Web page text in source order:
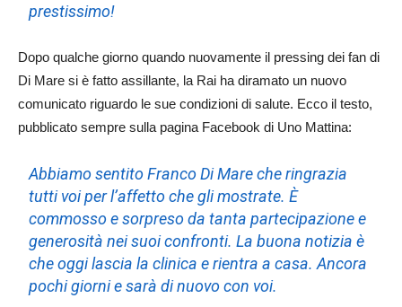
prestissimo!
Dopo qualche giorno quando nuovamente il pressing dei fan di
Di Mare si è fatto assillante, la Rai ha diramato un nuovo
comunicato riguardo le sue condizioni di salute. Ecco il testo,
pubblicato sempre sulla pagina Facebook di Uno Mattina:
Abbiamo sentito Franco Di Mare che ringrazia
tutti voi per l’affetto che gli mostrate. È
commosso e sorpreso da tanta partecipazione e
generosità nei suoi confronti. La buona notizia è
che oggi lascia la clinica e rientra a casa. Ancora
pochi giorni e sarà di nuovo con voi.